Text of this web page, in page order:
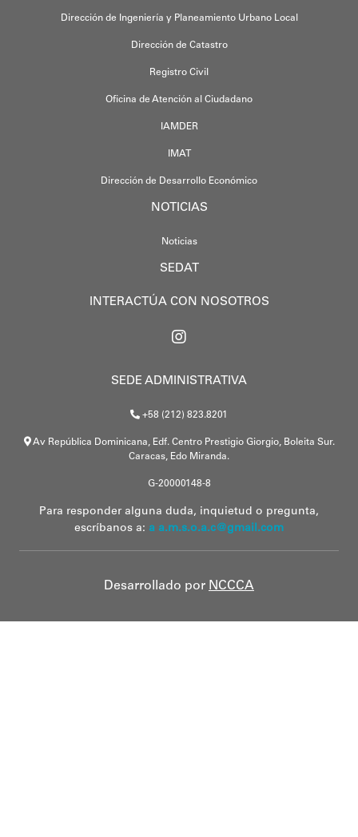
Dirección de Ingeniería y Planeamiento Urbano Local
Dirección de Catastro
Registro Civil
Oficina de Atención al Ciudadano
IAMDER
IMAT
Dirección de Desarrollo Económico
NOTICIAS
Noticias
SEDAT
INTERACTÚA CON NOSOTROS
SEDE ADMINISTRATIVA
+58 (212) 823.8201
Av República Dominicana, Edf. Centro Prestigio Giorgio, Boleita Sur.
Caracas, Edo Miranda.
G-20000148-8
Para responder alguna duda, inquietud o pregunta,
escríbanos a: a a.m.s.o.a.c@gmail.com
Desarrollado por NCCCA